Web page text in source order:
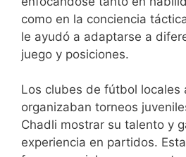
como en la conciencia
le ayudó a adaptarse a
juego y posiciones.
Los clubes de fútbol locales
organizaban torneos
Chadli mostrar su talento y
experiencia en partidos.